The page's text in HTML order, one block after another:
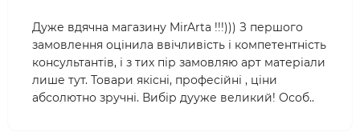
Дуже вдячна магазину MirArta !!!))) З першого
замовлення оцінила ввічливість і компетентність
консультантів, і з тих пір замовляю арт матеріали
лише тут. Товари якісні, професійні , ціни
абсолютно зручні. Вибір дууже великий! Особ..